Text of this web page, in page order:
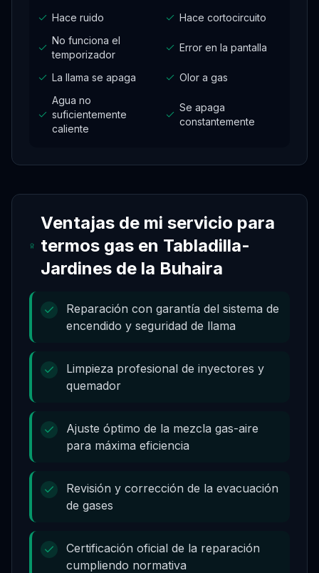
Hace ruido
Hace cortocircuito
No funciona el
temporizador
Error en la pantalla
La llama se apaga
Olor a gas
Agua no
suficientemente
caliente
Se apaga
constantemente
Ventajas de mi servicio para
termos gasen Tabladilla-
Jardines de la Buhaira
Reparación con garantía del sistema de
encendido y seguridad de llama
Limpieza profesional de inyectores y
quemador
Ajuste óptimo de la mezcla gas-aire
para máxima eficiencia
Revisión y corrección de la evacuación
de gases
Certificación oficial de la reparación
cumpliendo normativa